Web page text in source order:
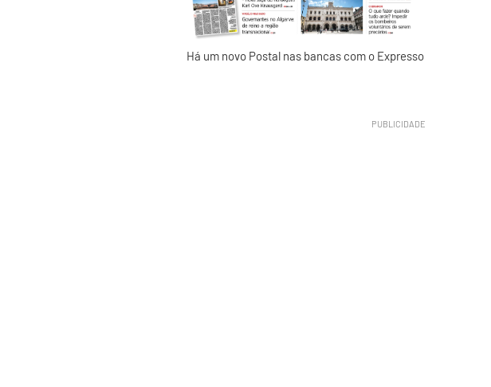
Há um novo Postal nas bancas com o Expresso